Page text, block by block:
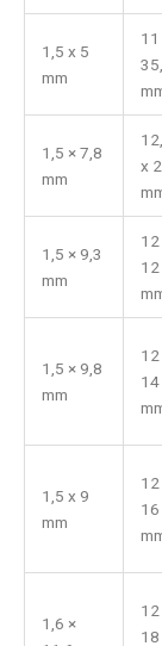
1,5 x 5
mm
11
1,5 × 7,8
mm
x
1,5 × 9,3
mm
12
12
1,5 × 9,8
mm
12
14
1,5 x 9
mm
12
16
1,6 ×
12
18